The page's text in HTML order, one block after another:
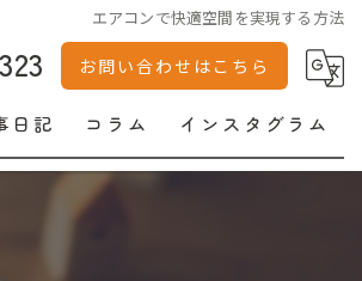
エアコンで快適空間を実現する方法
お問い合わせはこちら
日記 コラム インスタグラム